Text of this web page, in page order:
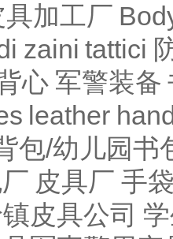
具加工厂
zaini tattici
心 军警装备
leather
包/幼儿园书
皮具厂 手
皮具公司